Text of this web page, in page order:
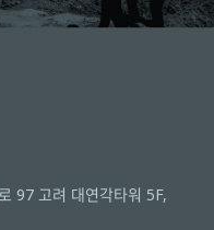
97 고려 대연각타워 5F,